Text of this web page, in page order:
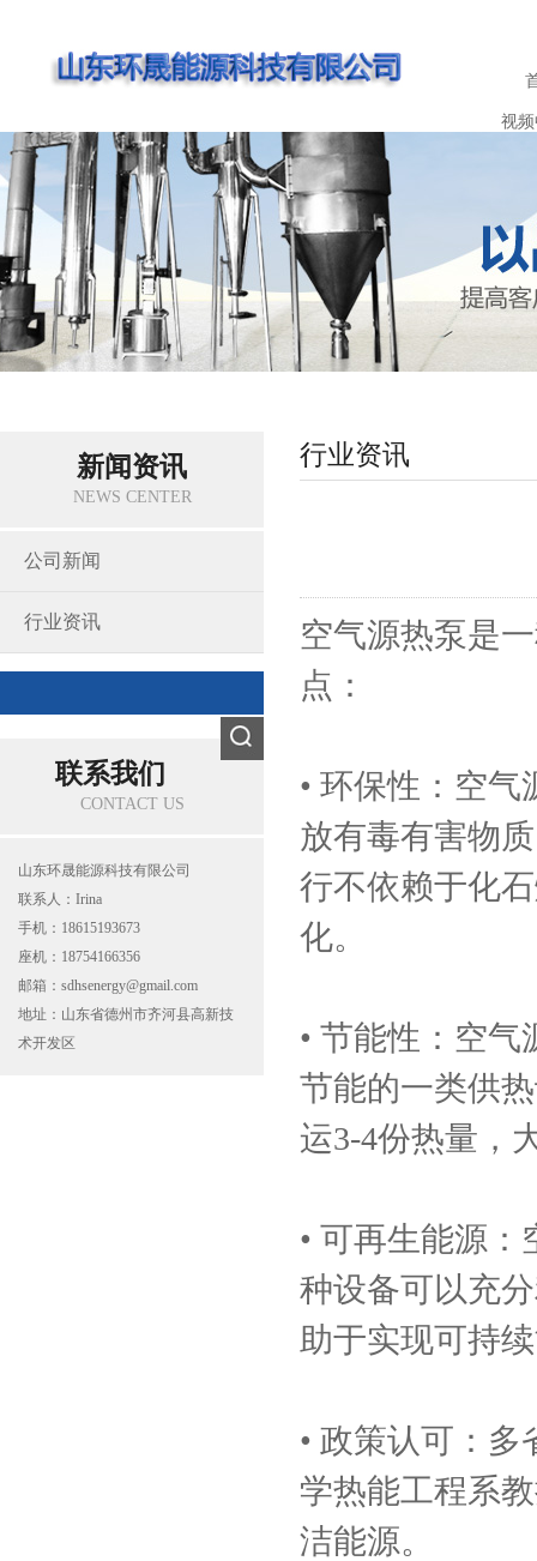
视
新闻资讯
NEWS CENTER
公司新闻
行业资讯
联系我们
CONTACT US
山东环晟能源科技有限公司
联系人：Irina
手机：18615193673
座机：18754166356
邮箱：sdhsenergy@gmail.com
地址：山东省德州市齐河县高新技
术开发区
行业资讯
空气源热泵是
点：
• 环保性：空
放有毒有害物
行不依赖于化
化。
• 节能性：空
节能的一类供
运3-4份热量，
• 可再生能源
种设备可以充
助于实现可持
• 政策认可：
学热能工程系
洁能源。